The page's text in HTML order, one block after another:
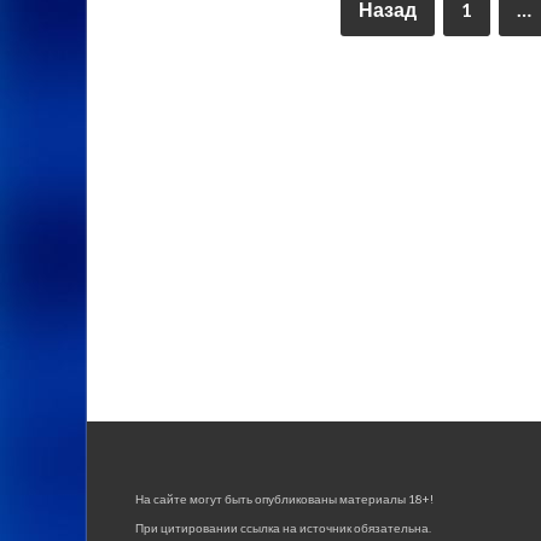
Назад 1 …
На сайте могут быть опубликованы материалы 18+!
При цитировании ссылка на источник обязательна.